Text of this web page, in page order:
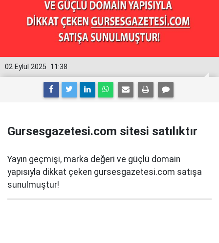
11:38
02 Eylül 2025
Gursesgazetesi.com sitesi satılıktır
Yayın geçmişi, marka değeri ve güçlü domain
yapısıyla dikkat çeken gursesgazetesi.com satışa
sunulmuştur!